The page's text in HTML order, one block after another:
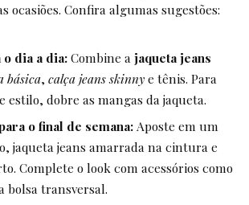
ocasiões. Confira algumas sugestões:
o dia a dia:Combine a jaqueta jeans
básica, calça jeans skinnye tênis. Para
estilo, dobre as mangas da jaqueta.
o final de semana: Aposte em um
jaqueta jeans amarrada na cintura e
Complete o look com acessórios como
bolsa transversal.